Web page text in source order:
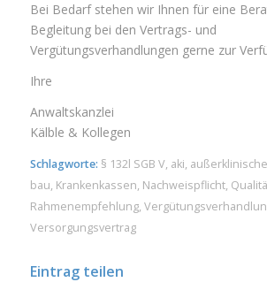
Bei Bedarf stehen wir Ihnen für eine
Begleitung bei den Vertrags- und
Vergütungsverhandlungen gerne zur
Ihre
Anwaltskanzlei
Kälble & Kollegen
Schlagworte: § 132l SGB V, aki,
bau, Krankenkassen, Nachweispflicht,
Rahmenempfehlung,
Versorgungsvertrag
Eintrag teilen